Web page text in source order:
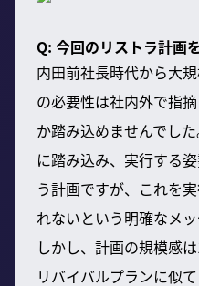
Q: 今回のリストラ計画
内田前社長時代から大
の必要性は社内外で指
か踏み込めませんでし
に踏み込み、実行する
う計画ですが、これを
れないという明確なメ
しかし、計画の規模感
リバイバルプランに似